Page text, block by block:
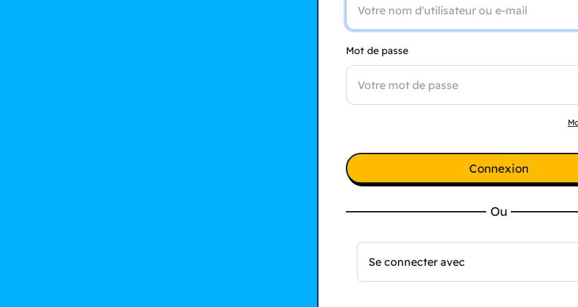
Mot de passe
Connexion
Ou
Se connecter avec